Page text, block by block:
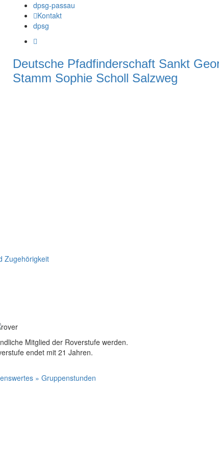
dpsg-passau
Kontakt
dpsg
Deutsche Pfadfinderschaft Sankt
Stamm Sophie Scholl Salzweg
Zugehörigkeit
Mitglied der Roverstufe werden.
endet mit 21 Jahren.
» Gruppenstunden